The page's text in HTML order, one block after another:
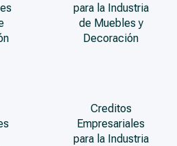
para la Industria
de Muebles y
Decoración
Creditos
Empresariales
para la Industria